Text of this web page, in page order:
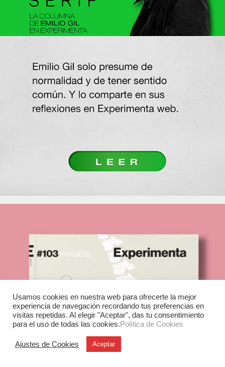
Usamos cookies en nuestra web para ofrecerte la mejor
experiencia de navegación recordando tus preferencias en
visitas repetidas. Al elegir "Aceptar", das tu consentimiento
para el uso de todas las cookies.Política de Cookies
Ajustes de Cookies Aceptar